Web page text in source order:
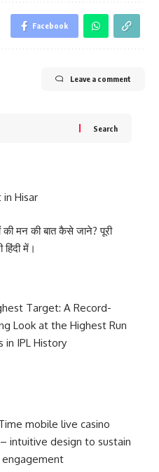
Facebook
Leave a comment
Hisar
की मन की बात कैसे जाने? पूरी
हिंदी में।
Target: A Record-
Look at the Highest Run
in IPL History
mobile live casino
intuitive design to sustain
engagement